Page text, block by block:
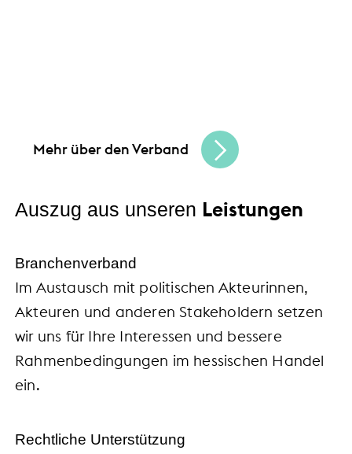
Mehr über den Verband
Auszug aus unseren Leistungen
Branchenverband
Im Austausch mit politischen Akteurinnen,
Akteuren und anderen Stakeholdern setzen
wir uns für Ihre Interessen und bessere
Rahmenbedingungen im hessischen Handel
ein.
Rechtliche Unterstützung